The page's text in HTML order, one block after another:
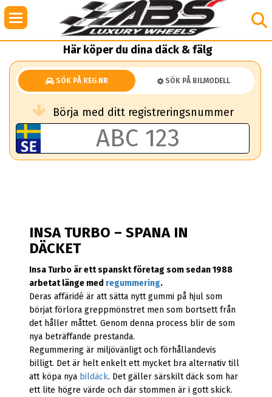
Här köper du dina däck & fälg
SÖK PÅ REG.NR SÖK PÅ BILMODELL
Börja med ditt registreringsnummer
INSA TURBO – SPANA IN
DÄCKET
Insa Turbo är ett spanskt företag som sedan 1988
arbetat länge med regummering.
Deras affäridé är att sätta nytt gummi på hjul som
börjat förlora greppmönstret men som bortsett från
det håller måttet. Genom denna process blir de som
nya beträffande prestanda.
Regummering är miljövänligt och förhållandevis
billigt. Det är helt enkelt ett mycket bra alternativ till
att köpa nya bildäck. Det gäller särskilt däck som har
ett lite högre värde och där stommen är i gott skick.